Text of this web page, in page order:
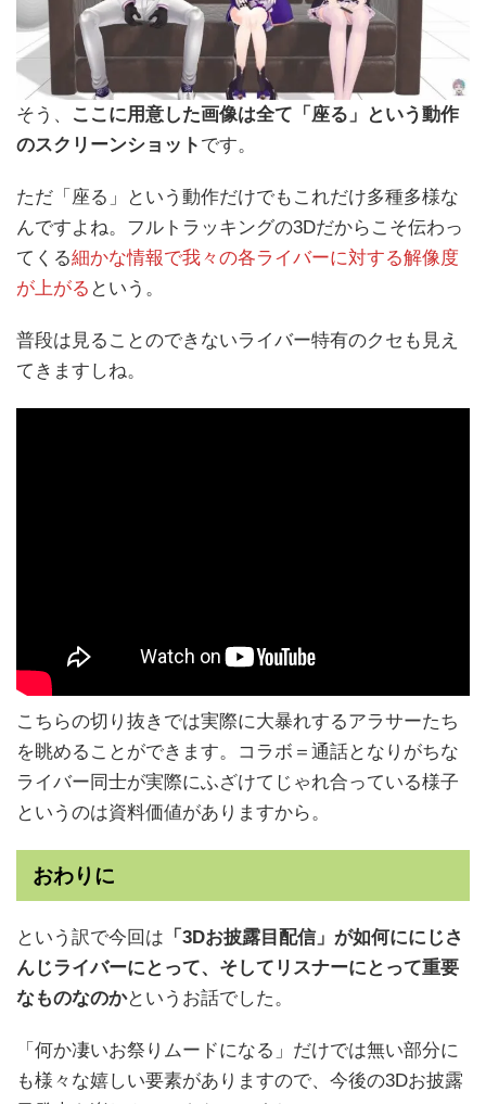
そう、
ここに用意した画像は全て「座る」という動作
のスクリーンショット です。
ただ「座る」という動作だけでもこれだけ多種多様な
んですよね。フルトラッキングの3Dだからこそ伝わっ
てくる細かな情報で我々の各ライバーに対する解像度
が上がる という。
普段は見ることのできないライバー特有のクセも見え
てきますしね。
こちらの切り抜きでは実際に大暴れするアラサーたち
を眺めることができます。コラボ＝通話となりがちな
ライバー同士が実際にふざけてじゃれ合っている様子
というのは資料価値がありますから。
おわりに
という訳で今回は 「3Dお披露目配信」が如何ににじさ
んじライバーにとって、そしてリスナーにとって重要
なものなのかというお話でした。
「何か凄いお祭りムードになる」だけでは無い部分に
も様々な嬉しい要素がありますので、今後の3Dお披露